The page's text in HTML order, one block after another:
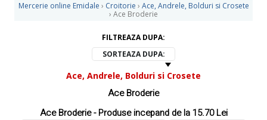
RECUPEREAZA PAROLA
Mercerie online Emidale › Croitorie › Ace, Andrele, Bolduri si Crosete
› Ace Broderie
FILTREAZA DUPA:
SORTEAZA DUPA:
Ace, Andrele, Bolduri si Crosete
Ace Broderie
Ace Broderie - Produse incepand de la 15.70 Lei